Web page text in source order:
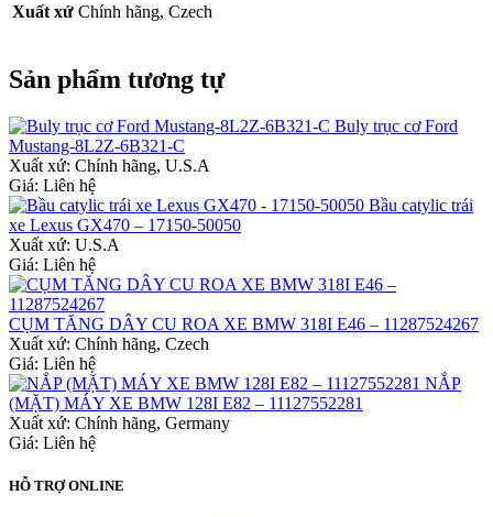
Xuất xứ Chính hãng, Czech
Sản phẩm tương tự
Buly trục cơ Ford
Mustang-8L2Z-6B321-C
Xuất xứ: Chính hãng, U.S.A
Giá: Liên hệ
Bầu catylic trái
xe Lexus GX470 – 17150-50050
Xuất xứ: U.S.A
Giá: Liên hệ
CỤM TĂNG DÂY CU ROA XE BMW 318I E46 – 11287524267
Xuất xứ: Chính hãng, Czech
Giá: Liên hệ
NẮP
(MẶT) MÁY XE BMW 128I E82 – 11127552281
Xuất xứ: Chính hãng, Germany
Giá: Liên hệ
HỖ TRỢ ONLINE